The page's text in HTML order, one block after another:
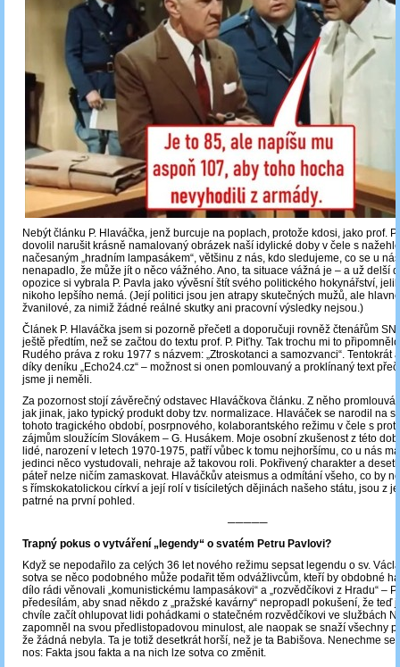
Nebýt článku P. Hlaváčka, jenž burcuje na poplach, protože kdosi, jako prof.
dovolil narušit krásně namalovaný obrázek naší idylické doby v čele s
načesaným „hradním lampasákem“, většinu z nás, kdo sledujeme, co se u
nenapadlo, že může jít o něco vážného. Ano, ta situace vážná je – a už delší
opozice si vybrala P. Pavla jako vývěsní štít svého politického hokynářství,
nikoho lepšího nemá. (Její politici jsou jen atrapy skutečných mužů, ale
žvanilové, za nimiž žádné reálné skutky ani pracovní výsledky nejsou.)
Článek P. Hlaváčka jsem si pozorně přečetl a doporučuji rovněž čtenářům
ještě předtím, než se začtou do textu prof. P. Piťhy. Tak trochu mi to
Rudého práva z roku 1977 s názvem: „Ztroskotanci a samozvanci“. Tentokrát
díky deníku „Echo24.cz“ – možnost si onen pomlouvaný a proklínaný text
jsme ji neměli.
Za pozornost stojí závěrečný odstavec Hlaváčkova článku. Z něho promlouvá
jak jinak, jako typický produkt doby tzv. normalizace. Hlaváček se narodil na
tohoto tragického období, posrpnového, kolaborantského režimu v čele s
zájmům sloužícím Slovákem ‒ G. Husákem. Moje osobní zkušenost z této
lidé, narození v letech 1970-1975, patří vůbec k tomu nejhoršímu, co u nás
jedinci něco vystudovali, nehraje až takovou roli. Pokřivený charakter a
páteř nelze ničím zamaskovat. Hlaváčkův ateismus a odmítání všeho, co by
s římskokatolickou církví a její rolí v tisíciletých dějinách našeho státu, jsou z
patrné na první pohled.
─────
Trapný pokus o vytváření „legendy“ o svatém Petru Pavlovi?
Když se nepodařilo za celých 36 let nového režimu sepsat legendu o sv.
sotva se něco podobného může podařit těm odvážlivcům, kteří by obdobné
dílo rádi věnovali „komunistickému lampasákovi“ a „rozvědčíkovi z Hradu“ –
předesílám, aby snad někdo z „pražské kavárny“ nepropadl pokušení, že teď
chvíle začít ohlupovat lidi pohádkami o statečném rozvědčíkovi ve službách
zapomněl na svou předlistopadovou minulost, ale naopak se snaží všechny
že žádná nebyla. Ta je totiž desetkrát horší, než je ta Babišova. Nenechme se
nos: Fakta jsou fakta a na nich lze sotva co změnit.